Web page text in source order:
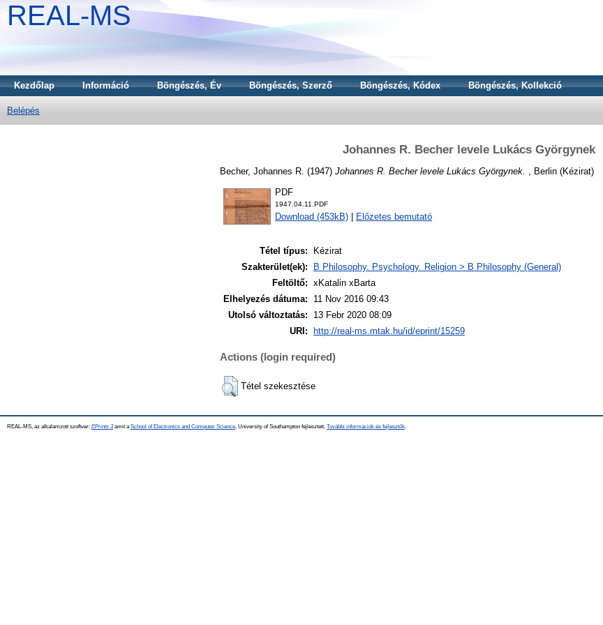
REAL-MS
Kezdőlap Információ Böngészés, Év Böngészés, Szerző Böngészés, Kódex Böngészés, Kollekció
Belépés
Johannes R. Becher levele Lukács Györgynek
Becher, Johannes R. (1947) Johannes R. Becher levele Lukács Györgynek. , Berlin (Kézirat)
PDF
1947.04.11.PDF
Download (453kB) Előzetes bemutató
Tétel típus:
Kézirat
Szakterület(ek):
B Philosophy. Psychology. Religion > B Philosophy (General)
Feltöltő: xKatalin xBarta
Elhelyezés dátuma:
11 Nov 2016 09:43
Utolsó változtatás:
13 Febr 2020 08:09
URI:
http://real-ms.mtak.hu/id/eprint/15259
Actions (login required)
Tétel szekesztése
REAL-MS, az alkalamzott szoftver: EPrints 3amit a School of Electronics and Computer Science , University of Southampton fejlesztett. További információk és fejlesztők